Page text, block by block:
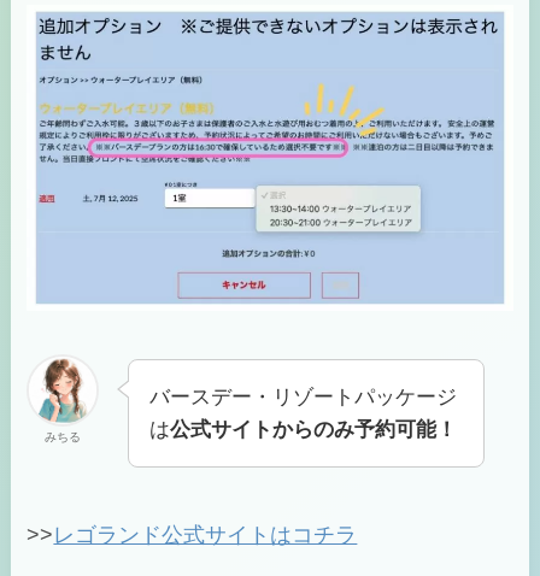
みちる
バースデー・リゾートパッケージ
は公式サイトからのみ予約可能！
>>レゴランド公式サイトはコチラ